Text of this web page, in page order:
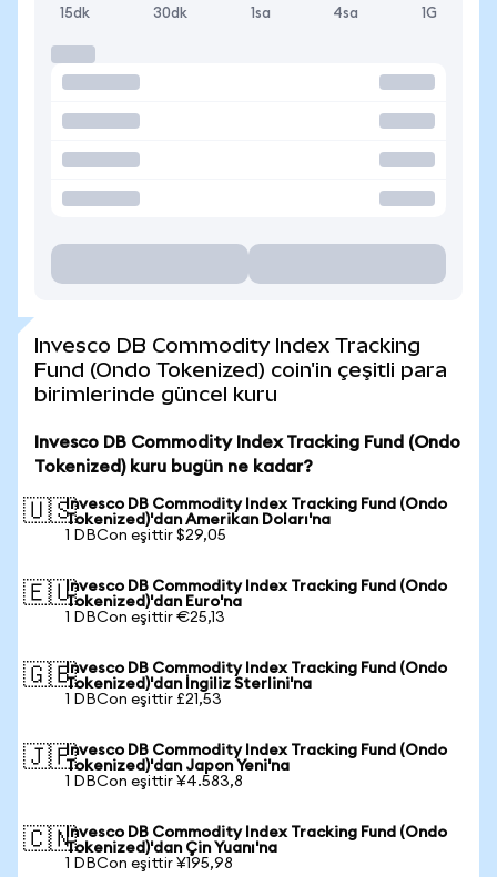
15dk 30dk 1sa 4sa 1G
Invesco DB Commodity Index Tracking
Fund (Ondo Tokenized) coin'in çeşitli para
birimlerinde güncel kuru
Invesco DB Commodity Index Tracking Fund (Ondo
Tokenized) kuru bugün ne kadar?
🇺🇸Invesco DB Commodity Index Tracking Fund (Ondo
Tokenized)'dan Amerikan Doları'na
1 DBCon eşittir $29,05
🇪🇺Invesco DB Commodity Index Tracking Fund (Ondo
Tokenized)'dan Euro'na
1 DBCon eşittir €25,13
🇬🇧Invesco DB Commodity Index Tracking Fund (Ondo
Tokenized)'dan İngiliz Sterlini'na
1 DBCon eşittir £21,53
🇯🇵Invesco DB Commodity Index Tracking Fund (Ondo
Tokenized)'dan Japon Yeni'na
1 DBCon eşittir ¥4.583,8
🇨🇳Invesco DB Commodity Index Tracking Fund (Ondo
Tokenized)'dan Çin Yuanı'na
1 DBCon eşittir ¥195,98